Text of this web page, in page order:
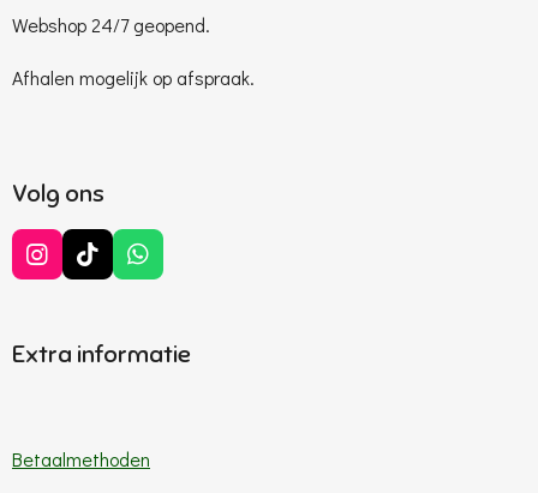
Webshop 24/7 geopend.
Afhalen mogelijk op afspraak.
Volg ons
I
n
a
T
i
o
W
h
s
Extra informatie
Betaalmethoden